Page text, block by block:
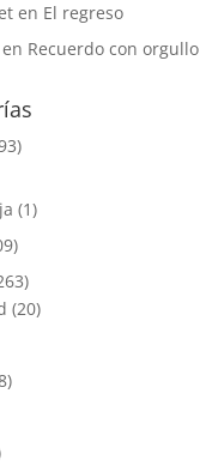
en El regreso
en Recuerdo con orgullo
(1)
(20)